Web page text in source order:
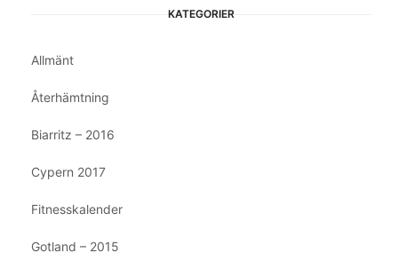
KATEGORIER
Allmänt
Återhämtning
Biarritz – 2016
Cypern 2017
Fitnesskalender
Gotland – 2015